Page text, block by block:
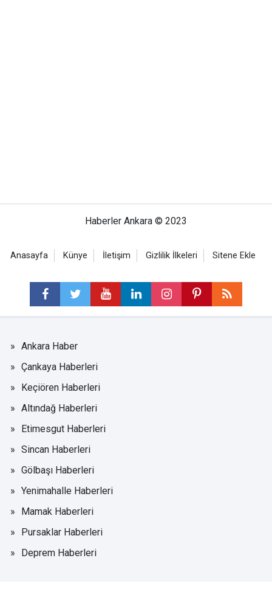
Haberler Ankara © 2023
Anasayfa Künye İletişim Gizlilik İlkeleri Sitene Ekle
Ankara Haber
Çankaya Haberleri
Keçiören Haberleri
Altındağ Haberleri
Etimesgut Haberleri
Sincan Haberleri
Gölbaşı Haberleri
Yenimahalle Haberleri
Mamak Haberleri
Pursaklar Haberleri
Deprem Haberleri